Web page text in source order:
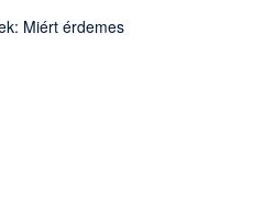
Miért érdemes